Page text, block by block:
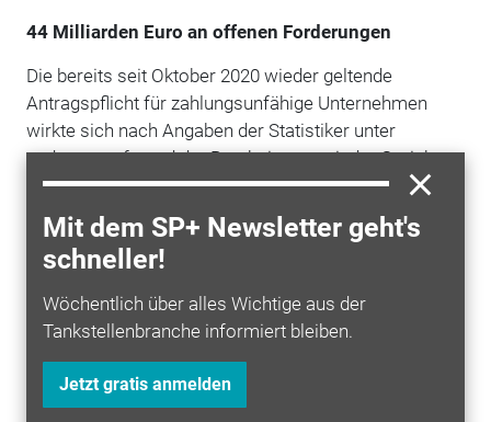
Mit dem SP+ Newsletter geht's
schneller!
Wöchentlich über alles Wichtige aus der
Tankstellenbranche informiert bleiben.
Jetzt gratis anmelden
44 Milliarden Euro an offenen Forderungen
Die bereits seit Oktober 2020 wieder geltende
Antragspflicht für zahlungsunfähige Unternehmen
wirkte sich nach Angaben der Statistiker unter
anderem aufgrund der Bearbeitungszeit der Gerichte
bislang nur leicht aus. Für überschuldete Firmen war
die Pflicht bis Ende Dezember ausgesetzt. Dies gilt
weiter bis Ende April für jene Unternehmen, bei denen
die Auszahlung der seit dem 1. November
vorgesehenen staatlichen Hilfeleistungen noch
aussteht.
Normalerweise muss ein Insolvenzantrag spätestens
drei Wochen nach Eintritt eines Insolvenzgrunds wie